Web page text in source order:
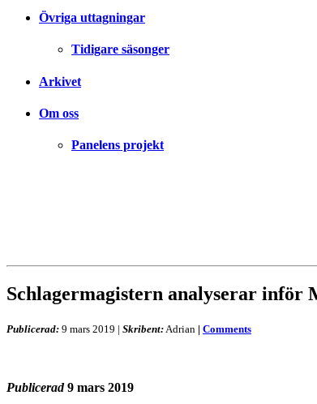
Övriga uttagningar
Tidigare säsonger
Arkivet
Om oss
Panelens projekt
Schlagermagistern analyserar inför
Publicerad: 9 mars 2019 | Skribent:Adrian | Comments
Publicerad 9 mars 2019